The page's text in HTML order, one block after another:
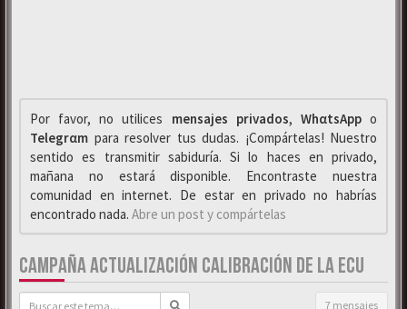
Por favor, no utilices mensajes privados, WhαtsAppo
Telegrαm para resolver tus dudas. ¡Compártelas! Nuestro
sentido es transmitir sabiduría. Si lo haces en privado,
mañana no estará disponible. Encontraste nuestra
comunidad en internet. De estar en privado no habrías
encontrado nada. Abre un post y compártelas
CAMPAÑA ACTUALIZACIÓN CALIBRACIÓN DE LA ECU
7 mensajes